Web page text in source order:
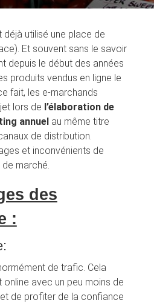
déjà utilisé une place de
Et souvent sans le savoir
depuis le début des années
produits vendus en ligne le
fait, les e-marchands
lors de l’élaboration de
annuelau même titre
de distribution.
et inconvénients de
marché.
des
:
de trafic. Cela
online avec un peu moins de
de profiter de la confiance